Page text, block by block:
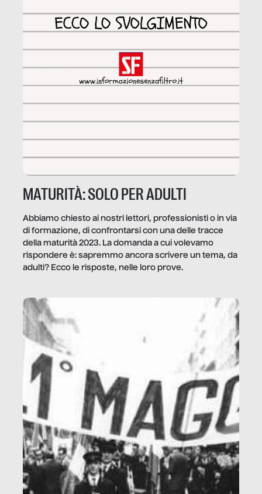
MATURITÀ: SOLO PER ADULTI
Abbiamo chiesto ai nostri lettori, professionisti o in via
di formazione, di confrontarsi con una delle tracce
della maturità 2023. La domanda a cui volevamo
rispondere è: sapremmo ancora scrivere un tema, da
adulti? Ecco le risposte, nelle loro prove.